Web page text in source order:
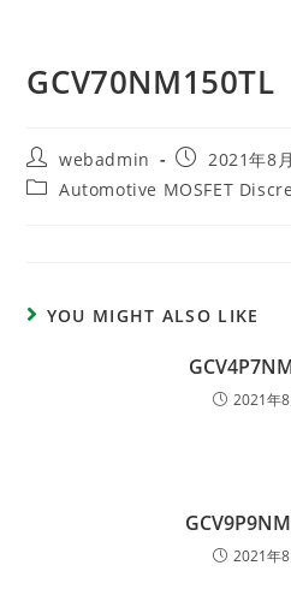
GCV70NM150TL
webadmin
2021年8
Automotive MOSFET
YOU MIGHT ALSO LIKE
2021年
2021年